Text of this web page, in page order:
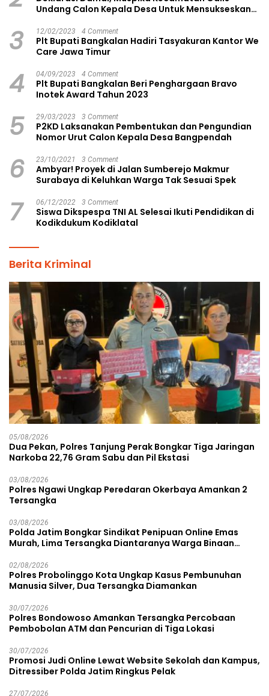
Undang Calon Kepala Desa Untuk Mensukseskan
3 12/02/2023 4 Comment
Plt Bupati Bangkalan Hadiri Tasyakuran Kantor We
Care Jawa Timur
4 04/09/2023 4 Comment
Plt Bupati Bangkalan Beri Penghargaan Bravo
Inotek Award Tahun 2023
5 29/03/2023 3 Comment
P2KD Laksanakan Pembentukan dan Pengundian
Nomor Urut Calon Kepala Desa Bangpendah
6 23/10/2021 3 Comment
Ambyar! Proyek di Jalan Sumberejo Makmur
Surabaya di Keluhkan Warga Tak Sesuai Spek
7 06/12/2022 3 Comment
Siswa Dikspespa TNI AL Selesai Ikuti Pendidikan di
Kodikdukum Kodiklatal
Berita Kriminal
05/08/2026
Dua Pekan, Polres Tanjung Perak Bongkar Tiga Jaringan
Narkoba 22,76 Gram Sabu dan Pil Ekstasi
03/08/2026
Polres Ngawi Ungkap Peredaran Okerbaya Amankan 2
Tersangka
03/08/2026
Polda Jatim Bongkar Sindikat Penipuan Online Emas
Murah, Lima Tersangka Diantaranya Warga Binaan
02/08/2026
Polres Probolinggo Kota Ungkap Kasus Pembunuhan
Manusia Silver, Dua Tersangka Diamankan
30/07/2026
Polres Bondowoso Amankan Tersangka Percobaan
Pembobolan ATM dan Pencurian di Tiga Lokasi
30/07/2026
Promosi Judi Online Lewat Website Sekolah dan Kampus,
Ditressiber Polda Jatim Ringkus Pelak
27/07/2026